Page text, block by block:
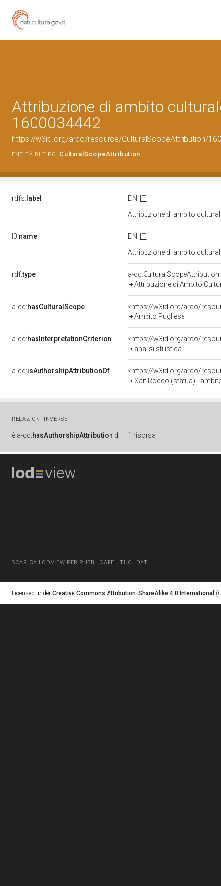
Attribuzione di ambito
1600034442
https://w3id.org/arco/resource/CulturalScopeAttribution/
ENTITÀ DI TIPO: CulturalScopeAttribution
rdfs: label EN
IT
Attribuzione di ambito
l0:name EN
IT
Attribuzione di ambito
rdf:type
a-cd:CulturalScopeAttribution
Attribuzione di Ambito
a-cd:hasCulturalScope
<https://w3id.org/arco/
Ambito Pugliese
a-cd:hasInterpretationCriterion
<https://w3id.org/arco/
analisi stilistica
a-cd:isAuthorshipAttributionOf
<https://w3id.org/arco/
San Rocco (statua) -
RELAZIONI INVERSE
è a-cd:hasAuthorshipAttribution di 1 risorsa
SCARICA LODVIEW PER PUBBLICARE I TUOI DATI
Licensed under Creative Commons Attribution-ShareAlike 4.0 International